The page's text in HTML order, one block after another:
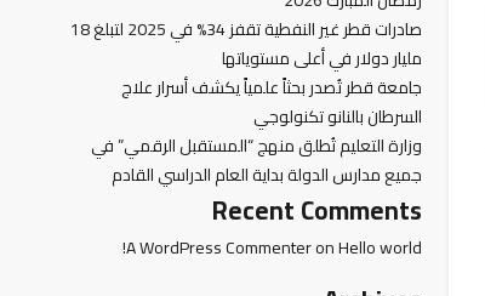
صادرات قطر غير النفطية تقفز 34% في 2025 لتبلغ 18
مليار دولار في أعلى مستوياتها
جامعة قطر تُصدر بحثاً علمياً يكشف أسرار علاج
السرطان بالنانو تكنولوجي
وزارة التعليم تُطلق منهج “المستقبل الرقمي” في
جميع مدارس الدولة بداية العام الدراسي القادم
Recent Comments
A WordPress CommenteronHello world!